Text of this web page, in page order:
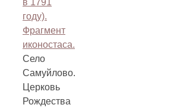
Село
Самуйлово.
Церковь
Рождества